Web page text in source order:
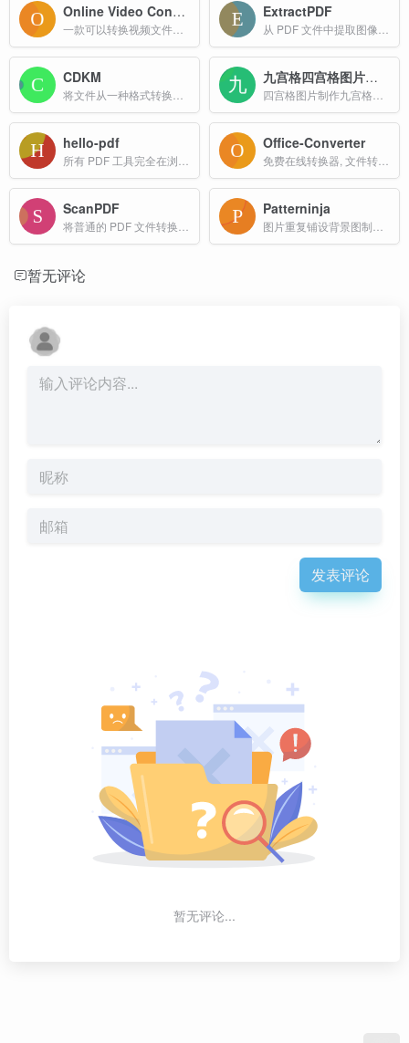
Online Video Converter ExtractPDF
CDKM 九宫格四宫格图片制作
hello-pdf Office-Converter
ScanPDF Patterninja
暂无评论
发表评论
暂无评论...